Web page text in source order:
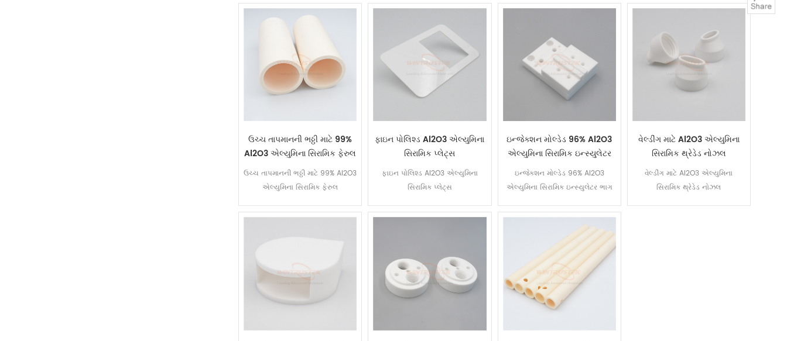
ઉચ્ચ તાપમાનની ભઠ્ઠી માટે 99%
Al2O3 એલ્યુમિના સિરામિક ફેરુલ
ઉચ્ચ તાપમાનની ભઠ્ઠી માટે 99% Al2O3
એલ્યુમિના સિરામિક ફેરુલ
ફાઇન પોલિશ્ડ Al2O3 એલ્યુમિના
સિરામિક પ્લેટ્સ
ફાઇન પોલિશ્ડ Al2O3 એલ્યુમિના
સિરામિક પ્લેટ્સ
ઇન્જેક્શન મોલ્ડેડ 96% Al2O3
એલ્યુમિના સિરામિક ઇન્સ્યુલેટર
ભાગ
ઇન્જેક્શન મોલ્ડેડ 96% Al2O3
એલ્યુમિના સિરામિક ઇન્સ્યુલેટર ભાગ
વેલ્ડીંગ માટે Al2O3 એલ્યુમિના
સિરામિક થ્રેડેડ નોઝલ
વેલ્ડીંગ માટે Al2O3 એલ્યુમિના
સિરામિક થ્રેડેડ નોઝલ